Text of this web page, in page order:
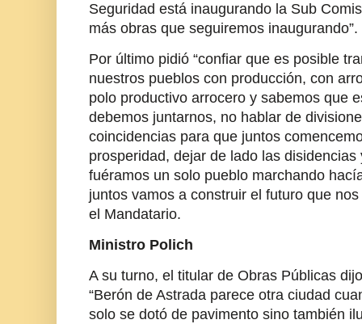
Seguridad está inaugurando la Sub
más obras que seguiremos inaugurando”.
Por último pidió “confiar que es posible
nuestros pueblos con producción, con
polo productivo arrocero y sabemos que
debemos juntarnos, no hablar de
coincidencias para que juntos
prosperidad, dejar de lado las
fuéramos un solo pueblo marchando
juntos vamos a construir el futuro que
el Mandatario.
Ministro Polich
A su turno, el titular de Obras Públicas
“Berón de Astrada parece otra ciudad
solo se dotó de pavimento sino también